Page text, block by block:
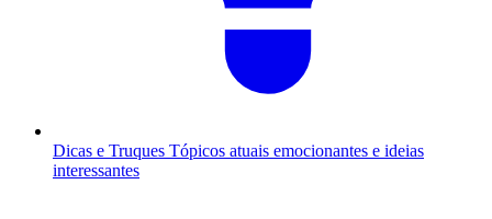
Dicas e Truques Tópicos atuais emocionantes e ideias
interessantes